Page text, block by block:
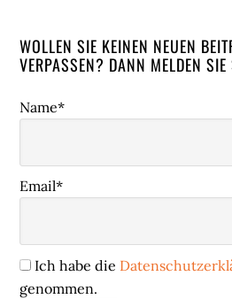
WOLLEN SIE KEINEN NEUEN
VERPASSEN? DANN MELDEN
Name*
Email*
Ich habe die
genommen.